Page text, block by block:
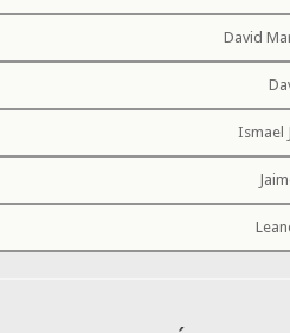
David
Ismael